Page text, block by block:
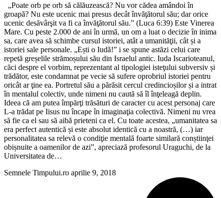
„Poate orb pe orb să călăuzească? Nu vor cădea amândoi în
groapă? Nu este ucenic mai presus decât învăţătorul său; dar orice
ucenic desăvârşit va fi ca învăţătorul său.” (Luca 6:39) Este Vinerea
Mare. Cu peste 2.000 de ani în urmă, un om a luat o decizie în inima
sa, care avea să schimbe cursul istoriei, atât a umanităţii, cât și a
istoriei sale personale. „Ești o Iudă!” i se spune astăzi celui care
repetă greșelile strămoșului său din Israelul antic. Iuda Iscarioteanul,
căci despre el vorbim, reprezentant al tipologiei isteţului subversiv și
trădător, este condamnat pe vecie să sufere oprobriul istoriei pentru
oricât ar ţine ea. Portretul său a părăsit cercul credincioșilor și a intrat
în mentalul colectiv, unde nimeni nu caută să îl înţeleagă deplin.
Ideea că am putea împărţi trăsături de caracter cu acest personaj care
L-a trădat pe Iisus nu încape în imaginaţia colectivă. Nimeni nu vrea
să fie ca el sau să aibă prieteni ca el. Cu toate acestea, „umanitatea sa
era perfect autentică și este absolut identică cu a noastră, (…) iar
personalitatea sa relevă o condiţie mentală foarte similară conștiinţei
obișnuite a oamenilor de azi”, apreciază profesorul Uraguchi, de la
Universitatea de…
Semnele Timpului.ro aprilie 9, 2018